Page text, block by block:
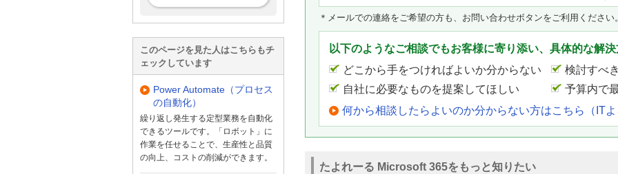
＊メールでの連絡をご希望の方も、お問い合わせボタンをご利用ください。
以下のようなご相談でもお客様に寄り添い、具体的な解
どこから手をつければよいか分からない
検討すべ
自社に必要なものを提案してほしい
予算内で
何から相談したらよいのか分からない方はこちら（ITよ
たよれーる Microsoft 365をもっと知りたい
このページを見た人はこちらもチ
ェックしています
Power Automate（プロセス
の自動化）
繰り返し発生する定型業務を自動化
できるツールです。「ロボット」に
作業を任せることで、生産性と品質
の向上、コストの削減ができます。